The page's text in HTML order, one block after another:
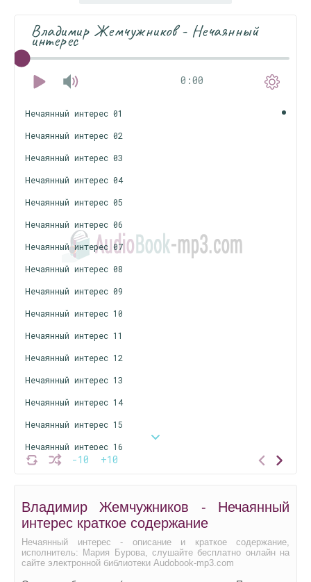
Владимир Жемчужников - Нечаянный
интерес
0:00
-10 +10
Нечаянный интерес 01
Нечаянный интерес 02
Нечаянный интерес 03
Нечаянный интерес 04
Нечаянный интерес 05
Нечаянный интерес 06
Нечаянный интерес 07
Нечаянный интерес 08
Нечаянный интерес 09
Нечаянный интерес 10
Нечаянный интерес 11
Нечаянный интерес 12
Нечаянный интерес 13
Нечаянный интерес 14
Нечаянный интерес 15
Нечаянный интерес 16
Нечаянный интерес 17
Нечаянный интерес 19
Нечаянный интерес 21
Владимир Жемчужников - Нечаянный
интерес краткое содержание
Нечаянный интерес - описание и краткое содержание,
исполнитель: Мария Бурова, слушайте бесплатно онлайн на
сайте электронной библиотеки Audobook-mp3.com